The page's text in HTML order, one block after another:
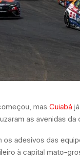
mas Cuiabá
as avenidas
adesivos das
à capital mato-